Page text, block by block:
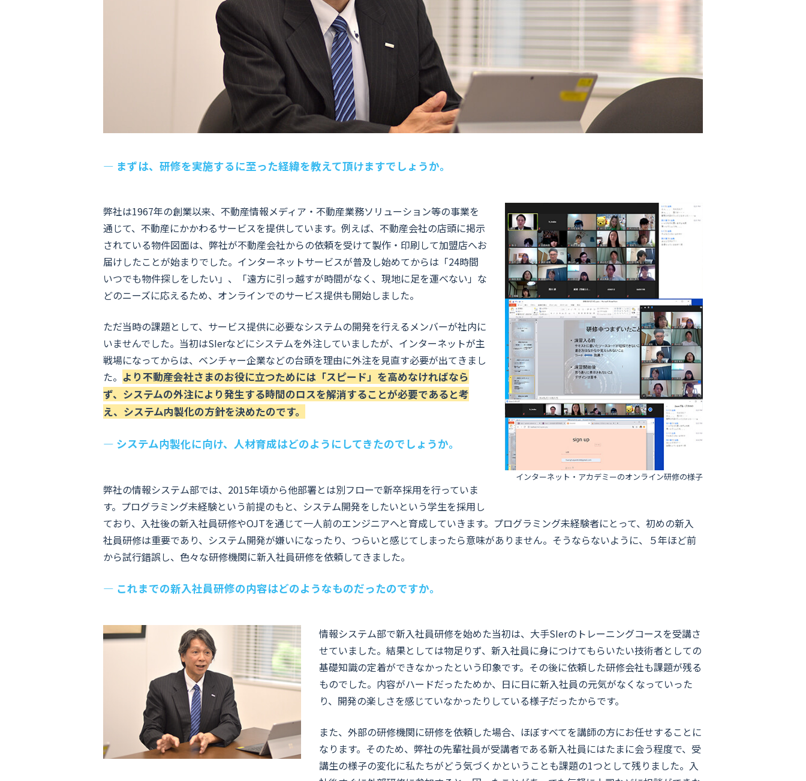
― まずは、研修を実施するに至った経緯を教えて頂けますでしょうか。
インターネット・アカデミーのオンライン研修の様子
弊社は1967年の創業以来、不動産情報メディア・不動産業務ソリューション等の事業を
通じて、不動産にかかわるサービスを提供しています。例えば、不動産会社の店頭に掲示
されている物件図面は、弊社が不動産会社からの依頼を受けて製作・印刷して加盟店へお
届けしたことが始まりでした。インターネットサービスが普及し始めてからは「24時間
いつでも物件探しをしたい」、「遠方に引っ越すが時間がなく、現地に足を運べない」な
どのニーズに応えるため、オンラインでのサービス提供も開始しました。
ただ当時の課題として、サービス提供に必要なシステムの開発を行えるメンバーが社内に
いませんでした。当初はSIerなどにシステムを外注していましたが、インターネットが主
戦場になってからは、ベンチャー企業などの台頭を理由に外注を見直す必要が出てきまし
た。 より不動産会社さまのお役に立つためには「スピード」を高めなければなら
ず、システムの外注により発生する時間のロスを解消することが必要であると考
え、システム内製化の方針を決めたのです。
― システム内製化に向け、人材育成はどのようにしてきたのでしょうか。
弊社の情報システム部では、2015年頃から他部署とは別フローで新卒採用を行っていま
す。プログラミング未経験という前提のもと、システム開発をしたいという学生を採用し
ており、入社後の新入社員研修やOJTを通じて一人前のエンジニアへと育成していきます。プログラミング未経験者にとって、初めの新入
社員研修は重要であり、システム開発が嫌いになったり、つらいと感じてしまったら意味がありません。そうならないように、５年ほど前
から試行錯誤し、色々な研修機関に新入社員研修を依頼してきました。
― これまでの新入社員研修の内容はどのようなものだったのですか。
情報システム部で新入社員研修を始めた当初は、大手SIerのトレーニングコースを受講さ
せていました。結果としては物足りず、新入社員に身につけてもらいたい技術者としての
基礎知識の定着ができなかったという印象です。その後に依頼した研修会社も課題が残る
ものでした。内容がハードだったためか、日に日に新入社員の元気がなくなっていった
り、開発の楽しさを感じていなかったりしている様子だったからです。
また、外部の研修機関に研修を依頼した場合、ほぼすべてを講師の方にお任せすることに
なります。そのため、弊社の先輩社員が受講者である新入社員にはたまに会う程度で、受
講生の様子の変化に私たちがどう気づくかということも課題の1つとして残りました。入